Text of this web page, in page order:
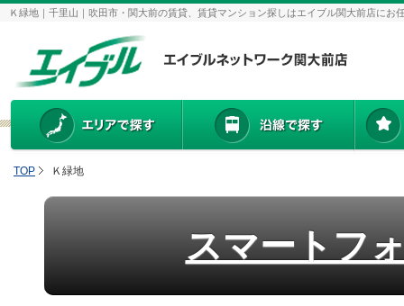
Ｋ緑地｜千里山｜吹田市・関大前の賃貸、賃貸マンション探しはエイブル関大前店にお
TOP Ｋ緑地
スマートフ